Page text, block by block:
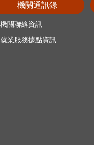
機關通訊錄
機關聯絡資訊
就業服務據點資訊